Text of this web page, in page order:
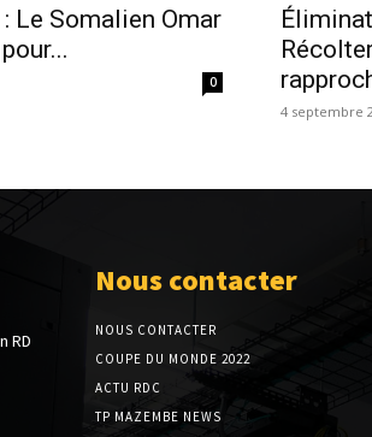
Le Somalien Omar
0
4 septembre
RD
Nous contacter
NOUS CONTACTER
COUPE DU MONDE 2022
ACTU RDC
TP MAZEMBE NEWS